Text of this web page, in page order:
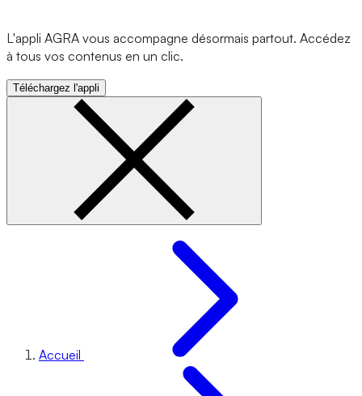
L'appli AGRA vous accompagne désormais partout. Accédez
à tous vos contenus en un clic.
Téléchargez l'appli
Accueil